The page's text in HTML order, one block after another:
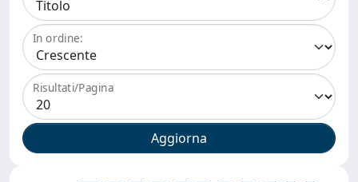
In ordine:
Risultati/Pagina